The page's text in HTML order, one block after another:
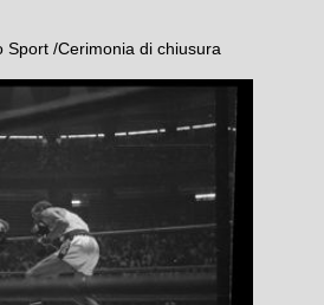
Sport /Cerimonia di chiusura